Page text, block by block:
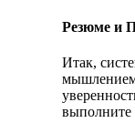
Резюме и
Итак,
выполните